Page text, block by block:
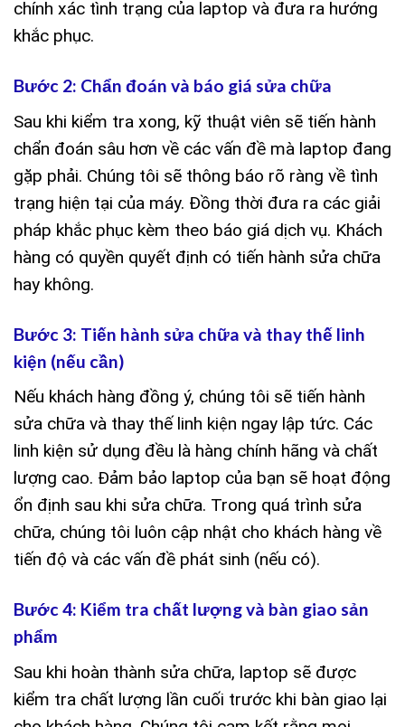
chính xác tình trạng của laptop và đưa ra hướng
khắc phục.
Bước 2: Chẩn đoán và báo giá sửa chữa
Sau khi kiểm tra xong, kỹ thuật viên sẽ tiến hành
chẩn đoán sâu hơn về các vấn đề mà laptop đang
gặp phải. Chúng tôi sẽ thông báo rõ ràng về tình
trạng hiện tại của máy. Đồng thời đưa ra các giải
pháp khắc phục kèm theo báo giá dịch vụ. Khách
hàng có quyền quyết định có tiến hành sửa chữa
hay không.
Bước 3: Tiến hành sửa chữa và thay thế linh
kiện (nếu cần)
Nếu khách hàng đồng ý, chúng tôi sẽ tiến hành
sửa chữa và thay thế linh kiện ngay lập tức. Các
linh kiện sử dụng đều là hàng chính hãng và chất
lượng cao. Đảm bảo laptop của bạn sẽ hoạt động
ổn định sau khi sửa chữa. Trong quá trình sửa
chữa, chúng tôi luôn cập nhật cho khách hàng về
tiến độ và các vấn đề phát sinh (nếu có).
Bước 4: Kiểm tra chất lượng và bàn giao sản
phẩm
Sau khi hoàn thành sửa chữa, laptop sẽ được
kiểm tra chất lượng lần cuối trước khi bàn giao lại